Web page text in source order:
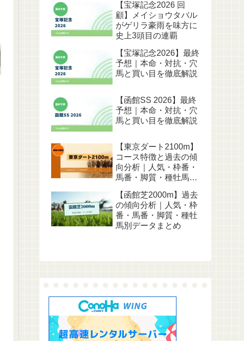
【宝塚記念2026 回
顧】メイショウタバル
がゲリラ豪雨を味方に
史上3頭目の連覇
【宝塚記念2026】最終
予想｜本命・対抗・穴
馬と買い目を徹底解説
【函館SS 2026】最終
予想｜本命・対抗・穴
馬と買い目を徹底解説
【東京ダート2100m】
コース特徴と過去の傾
向分析｜人気・枠番・
馬番・脚質・種牡馬別
【函館芝2000m】過去
の傾向分析｜人気・枠
番・馬番・脚質・種牡
馬別データまとめ